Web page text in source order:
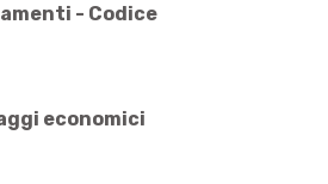
- Codice
economici